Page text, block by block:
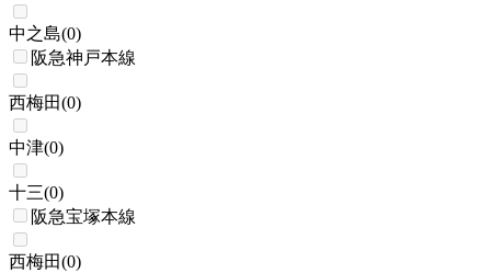
中之島(0)
阪急神戸本線
西梅田(0)
中津(0)
十三(0)
阪急宝塚本線
西梅田(0)